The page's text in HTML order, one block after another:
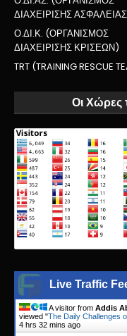
ΔΙΑΧΕΙΡΙΣΗΣ
Ο.ΔΙ.Κ. (ΟΡΓΑΝΙΣΜΟΣ
ΔΙΑΧΕΙΡΙΣΗΣ ΚΡΙΣΕΩΝ)
TRT (TRAINING RESCUE
Οι
Live Traffic
A visitor from Addis
viewed "The Daily Challenges
4 hrs 32 mins ago